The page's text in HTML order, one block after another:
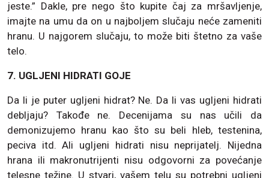
jeste.” Dakle, pre nego što kupite čaj za mršavljenje,
imajte na umu da on u najboljem slučaju neće zameniti
hranu. U najgorem slučaju, to može biti štetno za vaše
telo.
7. UGLJENI HIDRATI GOJE
Da li je puter ugljeni hidrat? Ne. Da li vas ugljeni hidrati
debljaju? Takođe ne. Decenijama su nas učili da
demonizujemo hranu kao što su beli hleb, testenina,
peciva itd. Ali ugljeni hidrati nisu neprijatelj. Nijedna
hrana ili makronutrijenti nisu odgovorni za povećanje
telesne težine. U stvari, vašem telu su potrebni ugljeni